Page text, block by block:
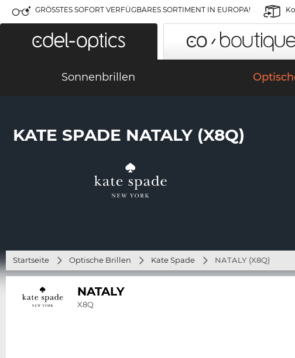
GRÖSSTES SOFORT VERFÜGBARES SORTIMENT IN EUROPA!
Sonnenbrillen
KATE SPADE NATALY (X8Q)
Startseite Optische Brillen Kate Spade NATALY (X8Q)
NATALY
X8Q